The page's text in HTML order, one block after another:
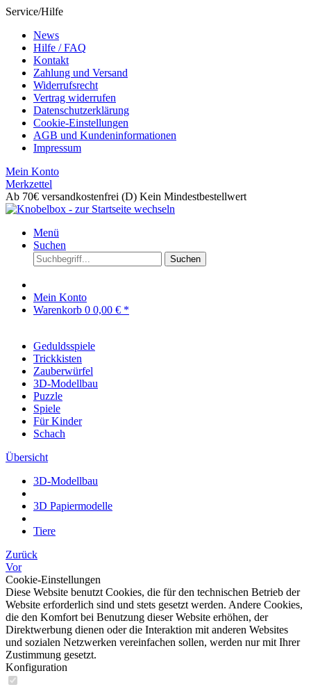
Service/Hilfe
News
Hilfe / FAQ
Kontakt
Zahlung und Versand
Widerrufsrecht
Vertrag widerrufen
Datenschutzerklärung
Cookie-Einstellungen
AGB und Kundeninformationen
Impressum
Mein Konto
Merkzettel
Ab 70€ versandkostenfrei (D) Kein Mindestbestellwert
Menü
Suchen
Suchen
Mein Konto
Warenkorb 0 0,00 € *
Geduldsspiele
Trickkisten
Zauberwürfel
3D-Modellbau
Puzzle
Spiele
Für Kinder
Schach
Übersicht
3D-Modellbau
3D Papiermodelle
Tiere
Zurück
Vor
Cookie-Einstellungen
Diese Website benutzt Cookies, die für den technischen Betrieb der
Website erforderlich sind und stets gesetzt werden. Andere Cookies,
die den Komfort bei Benutzung dieser Website erhöhen, der
Direktwerbung dienen oder die Interaktion mit anderen Websites
und sozialen Netzwerken vereinfachen sollen, werden nur mit Ihrer
Zustimmung gesetzt.
Konfiguration